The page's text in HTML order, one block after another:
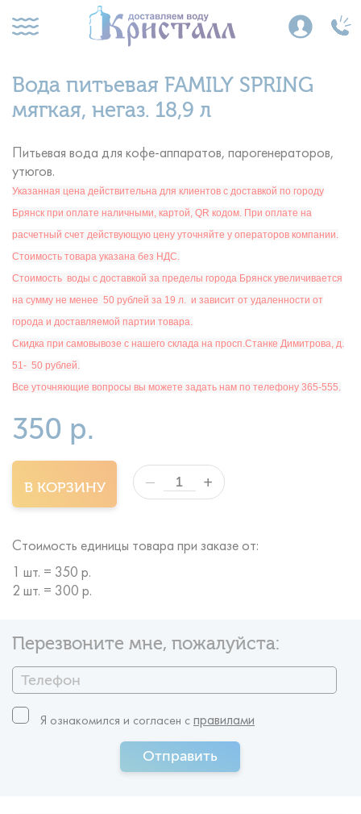
Вода питьевая FAMILY SPRING
мягкая, негаз. 18,9 л
Питьевая вода для кофе-аппаратов, парогенераторов,
Указанная цена действительна для клиентов с доставкой по городу
Брянск при оплате наличными, картой, QR кодом. При оплате на
расчетный счет действующую цену уточняйте у операторов компании.
Стоимость товара указана без НДС.
Стоимость воды с доставкой за пределы города Брянск увеличивается
на сумму не менее 50 рублей за 19 л. и зависит от удаленности от
города и доставляемой партии товара.
Скидка при самовывозе с нашего склада на просп.Станке Димитрова, д.
51- 50 рублей.
Все уточняющие вопросы вы можете задать нам по телефону 365-555.
350 р.
В КОРЗИНУ — +
Стоимость единицы товара при заказе от:
1 шт. = 350 р.
2 шт. = 300 р.
Перезвоните мне, пожалуйста:
Отправить
Я ознакомился и согласен c